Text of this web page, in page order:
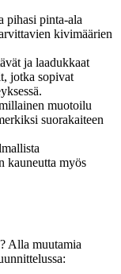
pihasi pinta-ala
kivimäärien
ja laadukkaat
jotka sopivat
muotoilu
suorakaiteen
kauneutta myös
Alla muutamia